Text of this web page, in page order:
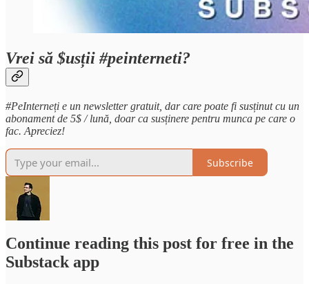
Vrei să $usții #peinterneti?
#PeInterneți e un newsletter gratuit, dar care poate fi susținut cu un
abonament de 5$ / lună, doar ca susținere pentru munca pe care o
fac. Apreciez!
Subscribe
Continue reading this post for free in the
Substack app